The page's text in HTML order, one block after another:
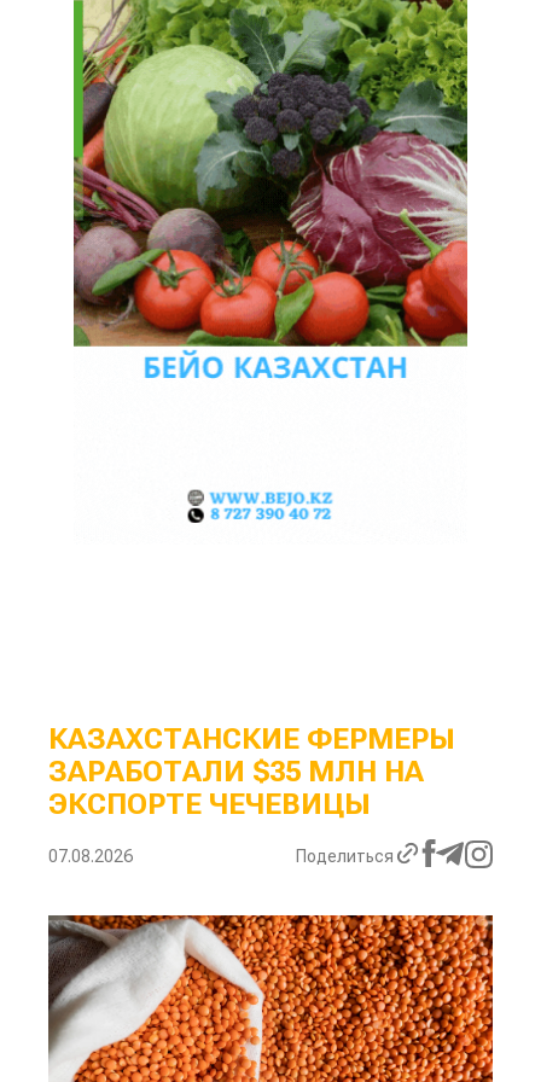
КАЗАХСТАНСКИЕ ФЕРМЕРЫ
ЗАРАБОТАЛИ $35 МЛН НА
ЭКСПОРТЕ ЧЕЧЕВИЦЫ
07.08.2026 Поделиться